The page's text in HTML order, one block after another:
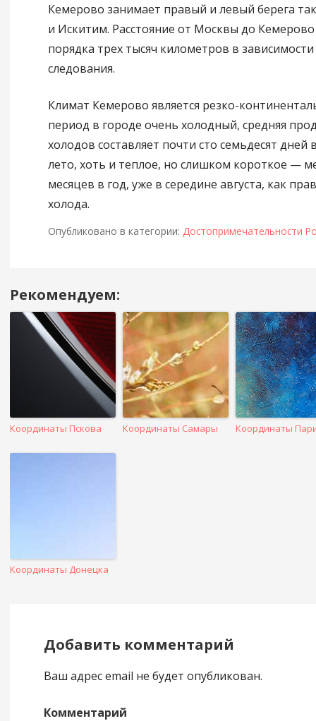
Кемерово занимает правый и левый берега
и Искитим. Расстояние от Москвы до Кемерово
порядка трех тысяч километров в
следования.
Климат Кемерово является резко-
период в городе очень холодный, средняя
холодов составляет почти сто семьдесят дней
лето, хоть и теплое, но слишком короткое —
месяцев в год, уже в середине августа, как
холода.
Опубликовано в категории: Достопримечательности
Навигация
в
посте
Рекомендуем:
Координаты Пскова Координаты Самары Координаты
Координаты Донецка
Добавить комментарий
Ваш адрес email не будет опубликован.
Комментарий